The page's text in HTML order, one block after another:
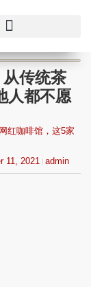
从传统茶
人都不愿
红咖啡馆，这5家
11, 2021 admin